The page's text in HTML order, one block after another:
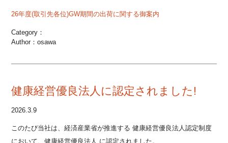
26年度(取引先各位)GW期間の出荷に関する御案内
Category：
Author：osawa
健康経営優良法人に認定されました!
2026.3.9
このたび当社は、経済産業省が推進する健康経営優良法人認定制度
において、健康経営優良法人 に認定されました。